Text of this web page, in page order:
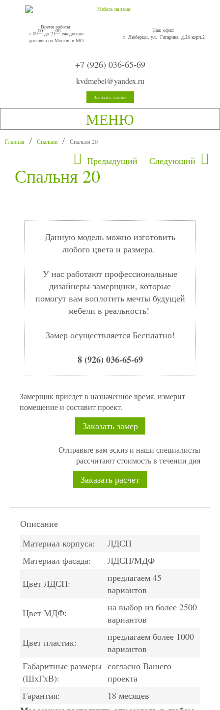
Время работы:
с 0900до 2100ежедневно
доставка по Москве и МО
Наш офис:
г. Люберцы, ул. Гагарина, д.26 корп.2
+7 (926) 036-65-69
kvdmebel@yandex.ru
Заказать звонок
МЕНЮ
Главная Спальни Спальня 20
Предыдущий Следующий
Спальня 20
Данную модель можно изготовить
любого цвета и размера.
У нас работают профессиональные
дизайнеры-замерщики, которые
помогут вам воплотить мечты будущей
мебели в реальность!
Замер осуществляется Бесплатно!
8 (926) 036-65-69
Замерщик приедет в назначенное время, измерит
помещение и составит проект.
Заказать замер
Отправьте вам эскиз и наши специалисты
рассчитают стоимость в течении дня
Заказать расчет
Описание
Материал корпуса:
ЛДСП
Материал фасада:
ЛДСП/МДФ
Цвет ЛДСП:
предлагаем 45
вариантов
Цвет МДФ:
на выбор из более 2500
вариантов
Цвет пластик:
предлагаем более 1000
вариантов
Габаритные размеры
(ШхГхВ):
согласно Вашего
проекта
Гарантия:
18 месяцев